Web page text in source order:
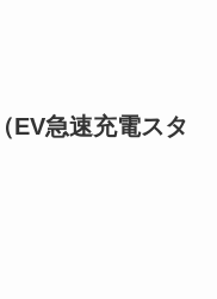
EV急速充電スタ